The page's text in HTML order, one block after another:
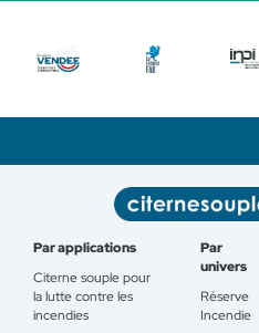
Par applications
Citerne souple pour
la lutte contre les
incendies
Par
univers
Réserve
Incendie